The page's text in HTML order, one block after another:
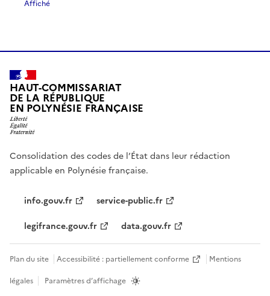
HAUT-COMMISSARIAT
DE LA RÉPUBLIQUE
EN POLYNÉSIE FRANÇAISE
Consolidation des codes de l’État dans leur rédaction
applicable en Polynésie française.
info.gouv.fr
service-public.fr
legifrance.gouv.fr
data.gouv.fr
Plan du site Accessibilité : partiellement conforme
Mentions
légales
Paramètres d’affichage